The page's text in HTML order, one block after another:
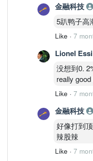
金融科技
5趴鸭子高
Like · 7
Lionel Essi
没想到0.
really
Like · 7
金融科技
好像打到
辣股辣
Like · 7